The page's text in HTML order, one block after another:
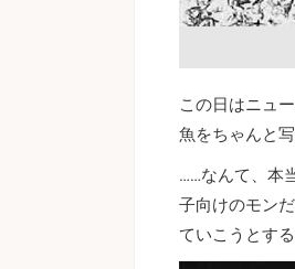
この日はニュ
魚をちゃんと
……なんて、本
子向けのモン
ていこうとす